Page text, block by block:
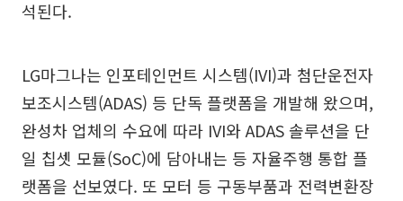
석된다.
LG마그나는 인포테인먼트 시스템(IVI)과 첨단운전자
보조시스템(ADAS) 등 단독 플랫폼을 개발해 왔으며,
완성차 업체의 수요에 따라 IVI와 ADAS 솔루션을 단
일 칩셋 모듈(SoC)에 담아내는 등 자율주행 통합 플
랫폼을 선보였다. 또 모터 등 구동부품과 전력변환장